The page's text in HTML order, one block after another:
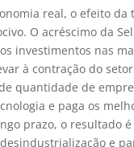
real, o efeito da
O acréscimo da
investimentos nas
à contração do
quantidade de
e paga os
prazo, o resultado
e